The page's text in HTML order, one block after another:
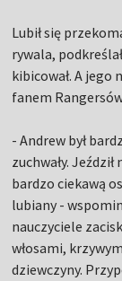
Lubił się
rywala,
kibicował. A jego
fanem
- Andrew był
zuchwały.
bardzo ciekawą
lubiany -
nauczyciele
włosami,
dziewczyny.